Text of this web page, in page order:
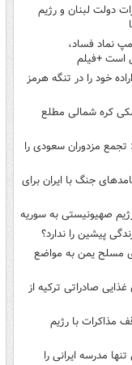
دولت لبنان و رژیم
نماد فساد،
است +فیلم
خود را در تنگه هرمز
کره شمالی مطلع
مزدوران سعودی را
جنگ با ایران برای
صهیونیستی به سوریه
پیشین را ندارد؟
مسلح یمن به مواضع
صادراتی ترکیه از
مذاکرات با رژیم
مدرسه ایرانی را